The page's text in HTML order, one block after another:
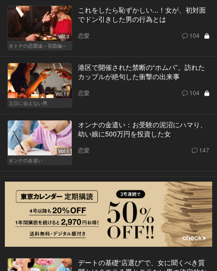
Vol.3
オトナの恋愛論～宿題編～
これをしたら恥ずかしい...！女が、初対面
でドン引きした男の行為とは
恋愛 104
Vol.11
土日に会えない男
港区で開催された禁断の“ホムパ”。訪れた
カップルが絶句した衝撃の出来事
恋愛 104
Vol.1
オンナの金遣い
オンナの金遣い：お受験の泥沼にハマり、
幼い娘に500万円を投資した女
恋愛 147
デートの基礎“店選び”で、女に聞くべき質